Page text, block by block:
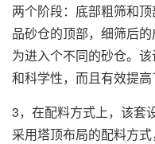
两个阶段：底部粗筛和
品砂仓的顶部，细筛后
为进入个不同的砂仓。
和科学性，而且有效提高
3，在配料方式上，该套
采用塔顶布局的配料方